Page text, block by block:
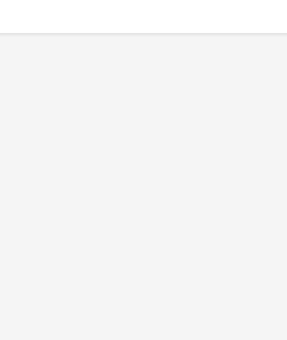
SAP